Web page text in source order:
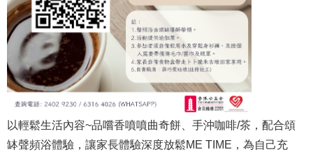
以輕鬆生活內容~品嚐香噴噴曲奇餅、手沖咖啡/茶，配合頌
缽聲頻浴體驗，讓家長體驗深度放鬆ME TIME，為自己充